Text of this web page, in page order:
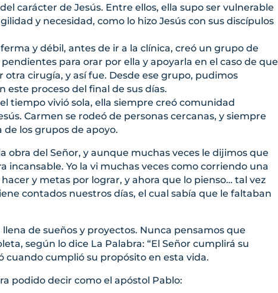
carácter de Jesús. Entre ellos, ella supo ser vulnerable
y necesidad, como lo hizo Jesús con sus discípulos
y débil, antes de ir a la clínica, creó un grupo de
para orar por ella y apoyarla en el caso de que
cirugía, y así fue. Desde ese grupo, pudimos
este proceso del final de sus días.
tiempo vivió sola, ella siempre creó comunidad
Carmen se rodeó de personas cercanas, y siempre
los grupos de apoyo.
obra del Señor, y aunque muchas veces le dijimos que
incansable. Yo la vi muchas veces como corriendo una
y metas por lograr, y ahora que lo pienso… tal vez
contados nuestros días, el cual sabía que le faltaban
de sueños y proyectos. Nunca pensamos que
según lo dice La Palabra: “El Señor cumplirá su
cuando cumplió su propósito en esta vida.
podido decir como el apóstol Pablo: